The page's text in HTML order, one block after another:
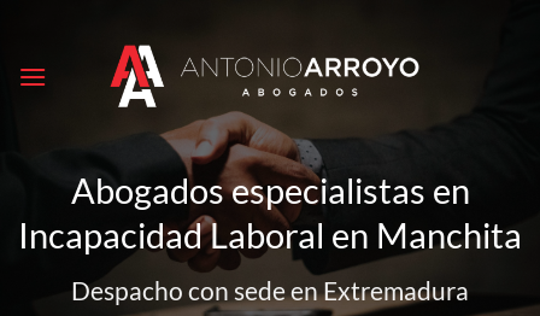
contenido
Abogados especialistas en
Incapacidad Laboral en Manchita
Despacho con sede en Extremadura